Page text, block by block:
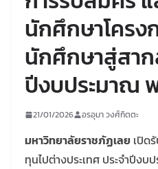
นักศึกษาโคร
นักศึกษาสู่สาก
ปีงบประมาณ
21/01/2026 อรอุมา วงศ์กิตตะ
มหาวิทยาลัยราชภัฏเลย เปิด
ทุนไปต่างประเทศ ประจำปีงบ